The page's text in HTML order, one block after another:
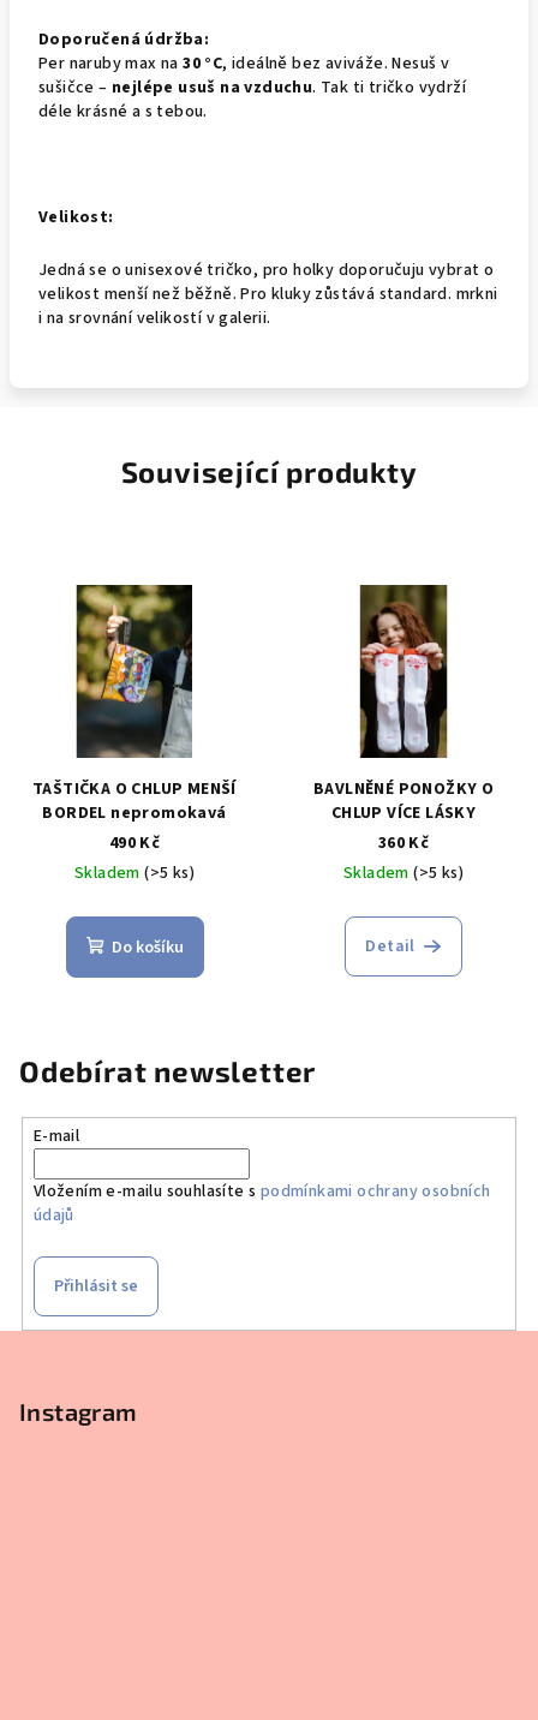
Doporučená údržba:
Per naruby max na30 °C, ideálně bez aviváže. Nesuš v
sušičce – nejlépe usuš na vzduchu. Tak ti tričko vydrží
déle krásné a s tebou.
Velikost:
Jedná se o unisexové tričko, pro holky doporučuju vybrat o
velikost menší než běžně. Pro kluky zůstává standard. mrkni
i na srovnání velikostí v galerii.
Související produkty
TAŠTIČKA O CHLUP MENŠÍ
BORDEL nepromokavá
490 Kč
Skladem(>5 ks)
Do košíku
BAVLNĚNÉ PONOŽKY O
CHLUP VÍCE LÁSKY
360 Kč
Skladem(>5 ks)
Detail
Odebírat newsletter
E-mail
Vložením e-mailu souhlasíte s podmínkami ochrany osobních
údajů
Přihlásit se
Instagram